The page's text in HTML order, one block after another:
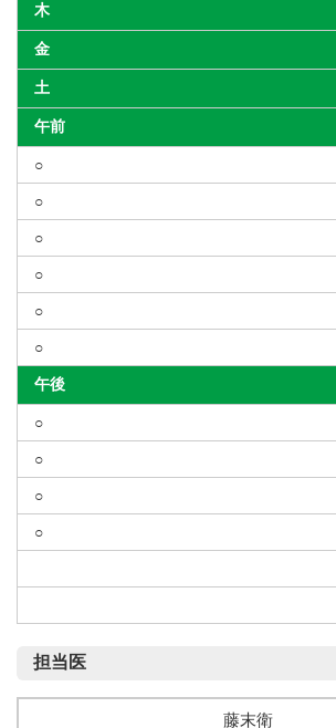
木
金
土
午前
○
○
○
○
○
○
午後
○
○
○
○
担当医
藤末衛